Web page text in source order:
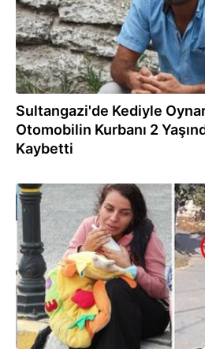
Sultangazi'de Kediyle
Otomobilin Kurbanı 2
Kaybetti
08.09.2023